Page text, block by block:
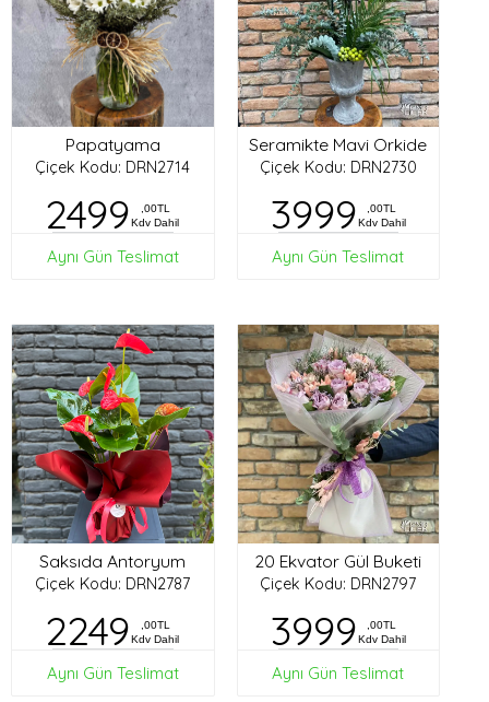
Papatyama
Çiçek Kodu: DRN2714
2499
,00TL
Kdv Dahil
Aynı Gün Teslimat
Seramikte Mavi Orkide
Çiçek Kodu: DRN2730
3999
,00TL
Kdv Dahil
Aynı Gün Teslimat
Saksıda Antoryum
Çiçek Kodu: DRN2787
2249
,00TL
Kdv Dahil
Aynı Gün Teslimat
20 Ekvator Gül Buketi
Çiçek Kodu: DRN2797
3999
,00TL
Kdv Dahil
Aynı Gün Teslimat